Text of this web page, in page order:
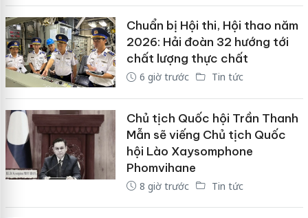
Chuẩn bị Hội thi, Hội thao năm
2026: Hải đoàn 32 hướng tới
chất lượng thực chất
6 giờ trước Tin tức
Chủ tịch Quốc hội Trần Thanh
Mẫn sẽ viếng Chủ tịch Quốc
hội Lào Xaysomphone
Phomvihane
8 giờ trước Tin tức